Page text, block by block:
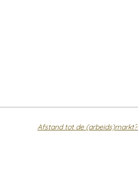
Afstand tot de (arbeids)markt?